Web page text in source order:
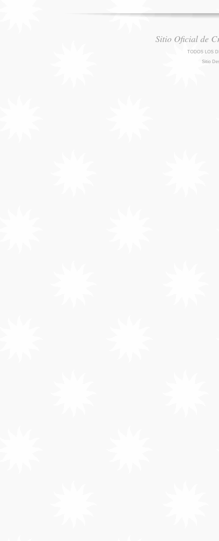
Sitio Oficial de
TODOS LOS
Sitio